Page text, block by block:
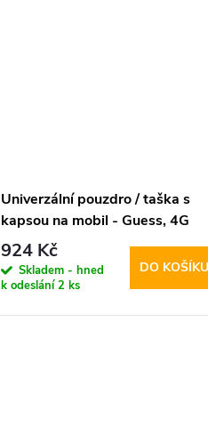
Univerzální pouzdro / taška s
kapsou na mobil - Guess, 4G
Triangle Logo Bag Pink
924 Kč
Skladem - hned
k odeslání2 ks
DO KOŠÍKU